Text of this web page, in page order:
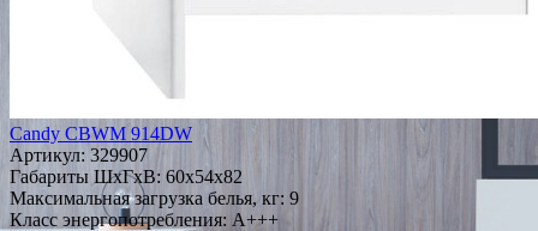
Candy CBWM 914DW
Артикул: 329907
Габариты ШxГxВ: 60x54x82
Максимальная загрузка белья, кг: 9
Класс энергопотребления: A+++